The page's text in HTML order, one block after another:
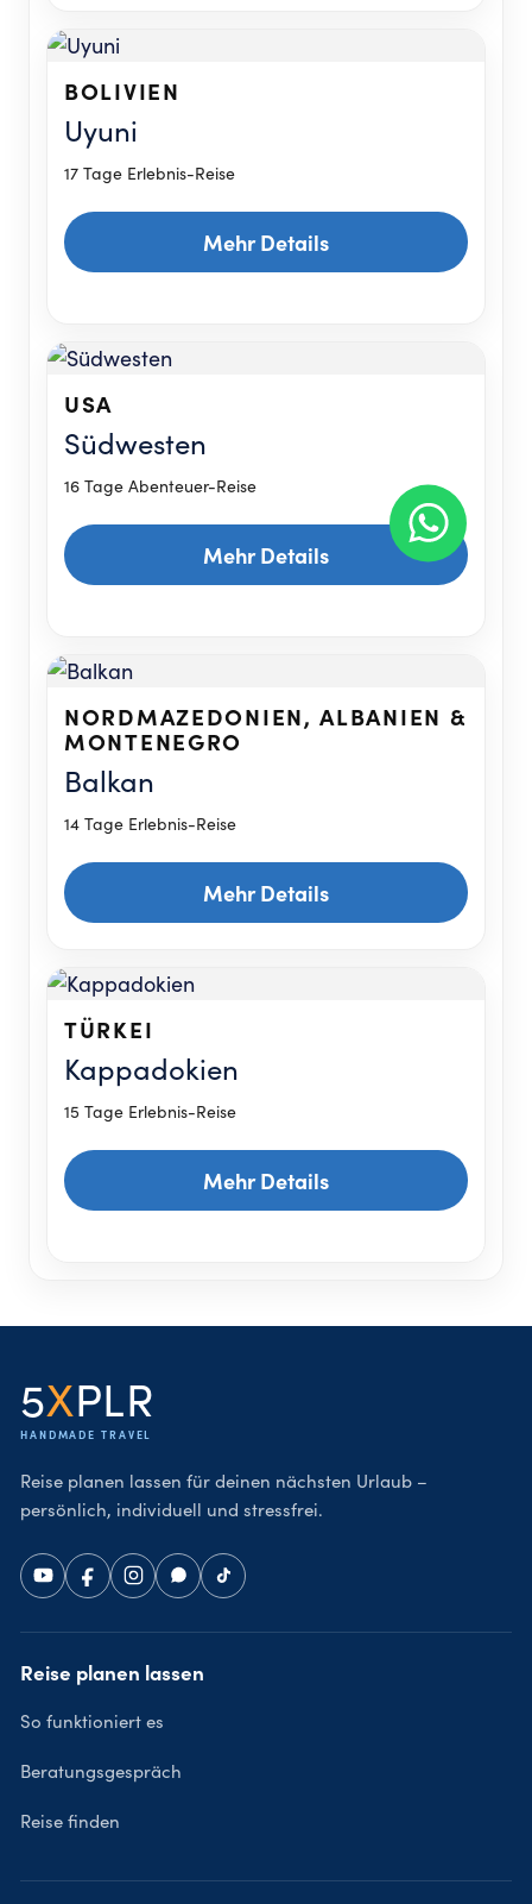
BOLIVIEN
Uyuni
17 Tage Erlebnis-Reise
Mehr Details
USA
Südwesten
16 Tage Abenteuer-Reise
Mehr Details
NORDMAZEDONIEN, ALBANIEN &
MONTENEGRO
Balkan
14 Tage Erlebnis-Reise
Mehr Details
TÜRKEI
Kappadokien
15 Tage Erlebnis-Reise
Mehr Details
5XPLR
HANDMADE TRAVEL
Reise planen lassen für deinen nächsten Urlaub –
persönlich, individuell und stressfrei.
Reise planen lassen
So funktioniert es
Beratungsgespräch
Reise finden